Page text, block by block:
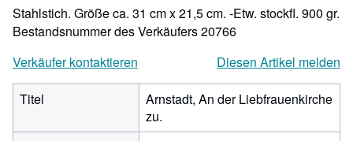
Stahlstich. Größe ca. 31 cm x 21,5 cm. -Etw. stockfl. 900 gr.
Bestandsnummer des Verkäufers 20766
Verkäufer kontaktieren
Diesen Artikel melden
Titel
Arnstadt, An der Liebfrauenkirche
zu.